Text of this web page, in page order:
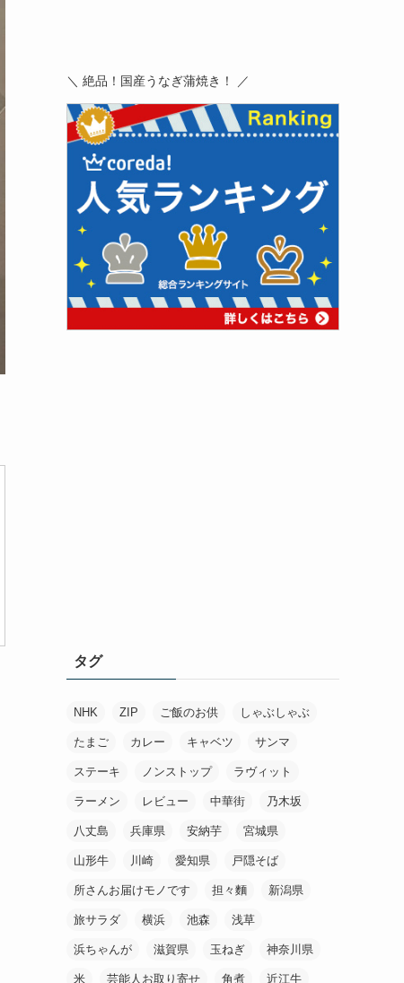
＼ 絶品！国産うなぎ蒲焼き！ ／
タグ
NHK ZIP ご飯のお供 しゃぶしゃぶ
たまご カレー キャベツ サンマ
ステーキ ノンストップ ラヴィット
ラーメン レビュー 中華街 乃木坂
八丈島 兵庫県 安納芋 宮城県
山形牛 川崎 愛知県 戸隠そば
所さんお届けモノです 担々麵 新潟県
旅サラダ 横浜 池森 浅草
浜ちゃんが 滋賀県 玉ねぎ 神奈川県
米 芸能人お取り寄せ 角煮 近江牛